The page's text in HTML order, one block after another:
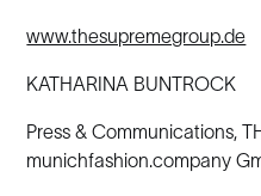
www.thesupremegroup.de
KATHARINA BUNTROCK
Press & Communications,
munichfashion.company